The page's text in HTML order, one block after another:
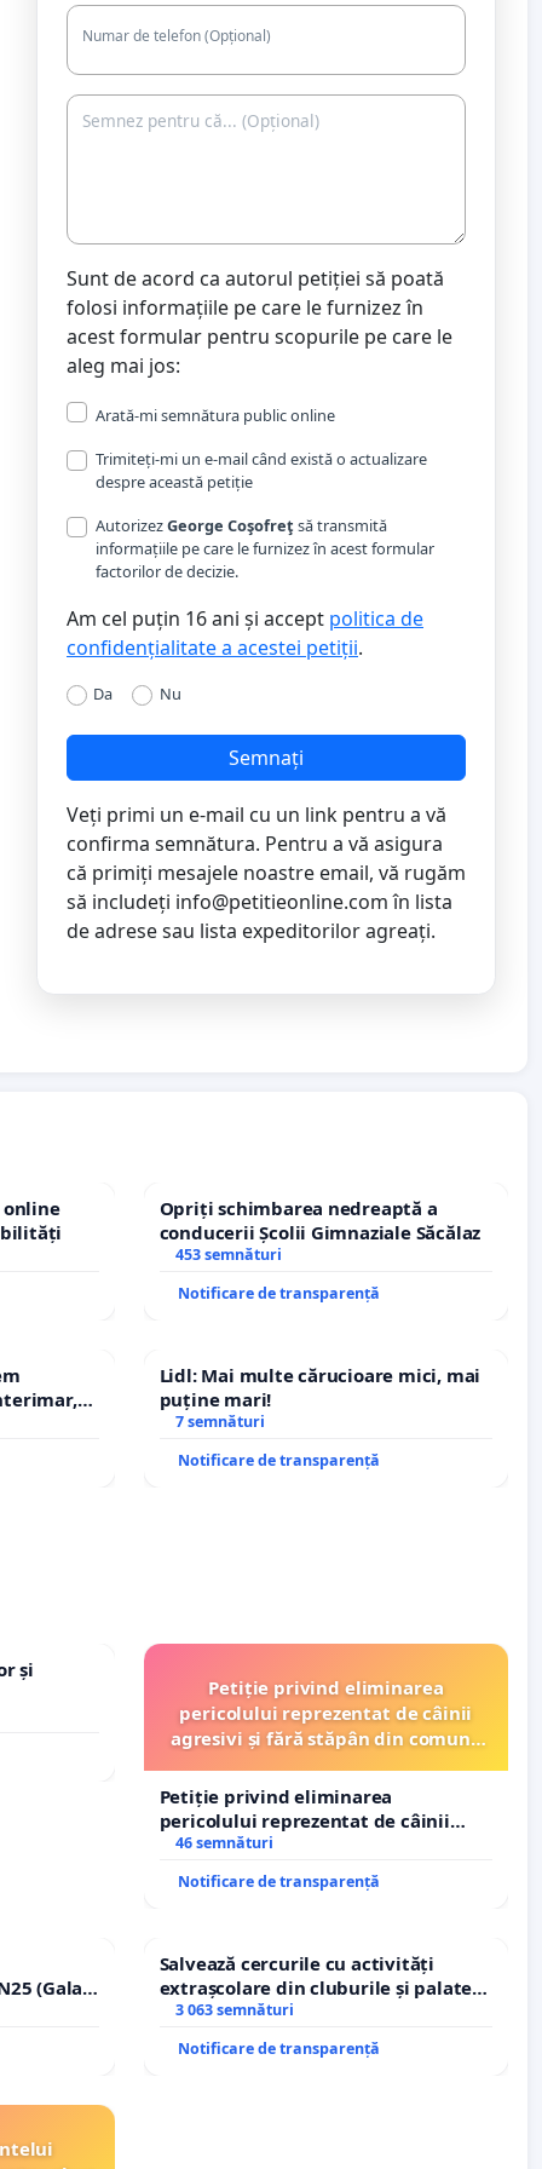
Numar de telefon (Opțional)
Sunt de acord ca autorul petiției să poată
folosi informațiile pe care le furnizez în
acest formular pentru scopurile pe care le
aleg mai jos:
Arată-mi semnătura public online
Trimiteți-mi un e-mail când există o actualizare
despre această petiție
AutorizezGeorge Coşofreţ să transmită
informațiile pe care le furnizez în acest formular
factorilor de decizie.
Am cel puțin 16 ani și accept politica de
confidențialitate a acestei petiții.
Da Nu
Semnați
Veți primi un e-mail cu un link pentru a vă
confirma semnătura. Pentru a vă asigura
că primiți mesajele noastre email, vă rugăm
să includeți info@petitieonline.comîn lista
de adrese sau lista expeditorilor agreați.
Opriți schimbarea nedreaptă a
conducerii Școlii Gimnaziale Săcălaz
453 semnături
Notificare de transparență
Lidl: Mai multe cărucioare mici, mai
puține mari!
7 semnături
Notificare de transparență
și
Petiție privind eliminarea
pericolului reprezentat de câinii
agresivi și fără stăpân din comuna
Petiție privind eliminarea
pericolului reprezentat de câinii
agresivi și fără stăpân din comuna
46 semnături
Notificare de transparență
(Galați
Salvează cercurile cu activități
extrașcolare din cluburile și palatele
copiilor
3 063 semnături
Notificare de transparență